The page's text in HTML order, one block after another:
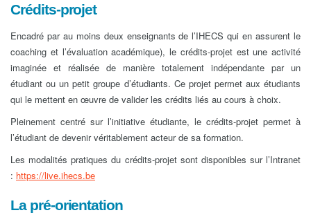
Crédits-projet
Encadré par au moins deux enseignants de l’IHECS qui en assurent le
coaching et l’évaluation académique), le crédits-projet est une activité
imaginée et réalisée de manière totalement indépendante par un
étudiant ou un petit groupe d’étudiants. Ce projet permet aux étudiants
qui le mettent en œuvre de valider les crédits liés au cours à choix.
Pleinement centré sur l’initiative étudiante, le crédits-projet permet à
l’étudiant de devenir véritablement acteur de sa formation.
Les modalités pratiques du crédits-projet sont disponibles sur l’Intranet
: https://live.ihecs.be
La pré-orientation